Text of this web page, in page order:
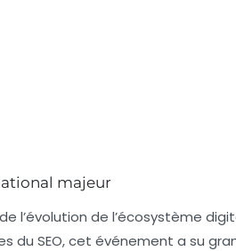
majeur
l’évolution de l’écosystème
du SEO, cet événement a su